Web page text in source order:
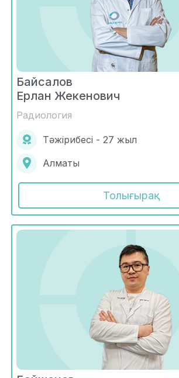
Байсалов
Ерлан Жекенович
Радиология
Тәжірибесі - 27 жыл
Алматы
Толығырақ